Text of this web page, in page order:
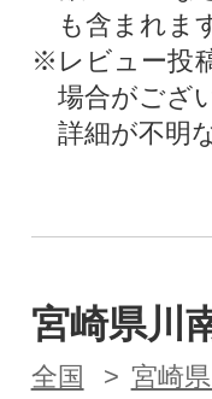
も含まれま
※レビュー投
場合がござ
詳細が不明
宮崎県川
全国 宮崎県